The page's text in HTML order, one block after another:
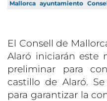
Mallorca ayuntamiento
El Consell de
Alaró iniciarán este
preliminar para
castillo de Alaró.
para garantizar la